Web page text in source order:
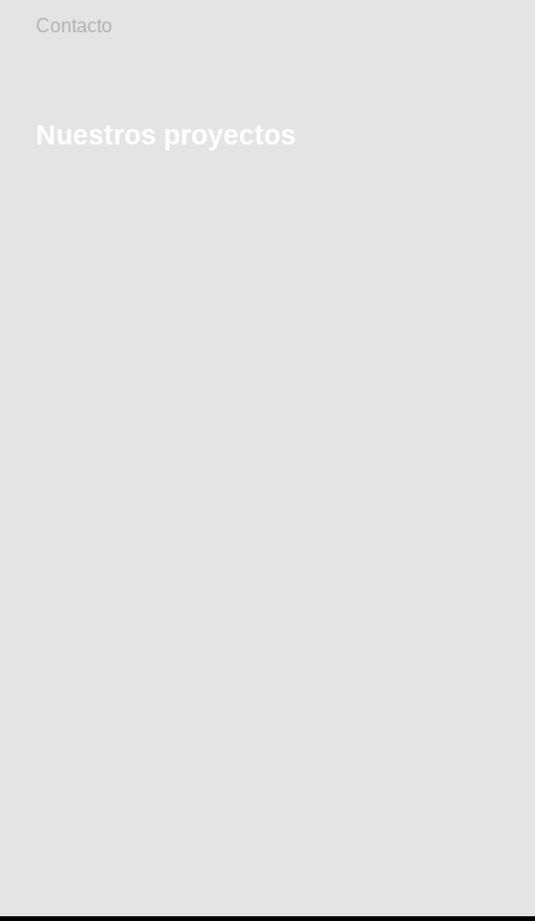
Contacto
Nuestros proyectos